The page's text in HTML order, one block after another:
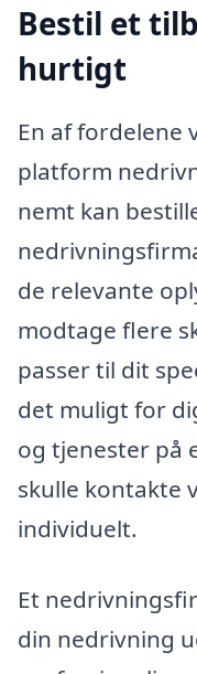
Bestil et
hurtigt
En af fordelene
platform
nemt kan
de relevante
modtage flere
passer til dit
det muligt for
og tjenester på
skulle kontakte
individuelt.
Et
din nedrivning